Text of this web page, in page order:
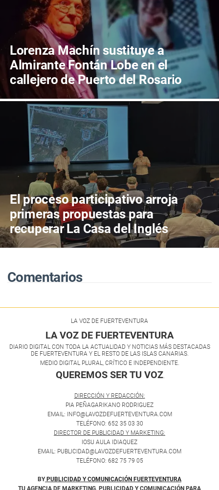
Lorenza Machín sustituye a
Almirante Fontán Lobe en el
callejero de Puerto del Rosario
El proceso participativo arroja
primeras propuestas para
recuperar La Casa del Inglés
Comentarios
LA VOZ DE FUERTEVENTURA
LA VOZ DE FUERTEVENTURA
DIARIO DIGITAL CON TODA LA ACTUALIDAD Y NOTICIAS MÁS DESTACADAS
DE FUERTEVENTURA Y EL RESTO DE LAS ISLAS CANARIAS.
MEDIO DIGITAL PLURAL, CRÍTICO E INDEPENDIENTE.
QUEREMOS SER TU VOZ.
DIRECCIÓN Y REDACCIÓN:
PIA PEÑAGARIKANO RODRIGUEZ
EMAIL: INFO@LAVOZDEFUERTEVENTURA.COM
TELÉFONO: 652 35 03 30
DIRECTOR DE PUBLICIDAD Y MARKETING:
IOSU AULA IDIAQUEZ
EMAIL: PUBLICIDAD@LAVOZDEFUERTEVENTURA.COM
TELÉFONO: 682 75 79 05
BY PUBLICIDAD Y COMUNICACIÓN FUERTEVENTURA
TU AGENCIA DE MARKETING, PUBLICIDAD Y COMUNICACIÓN PARA